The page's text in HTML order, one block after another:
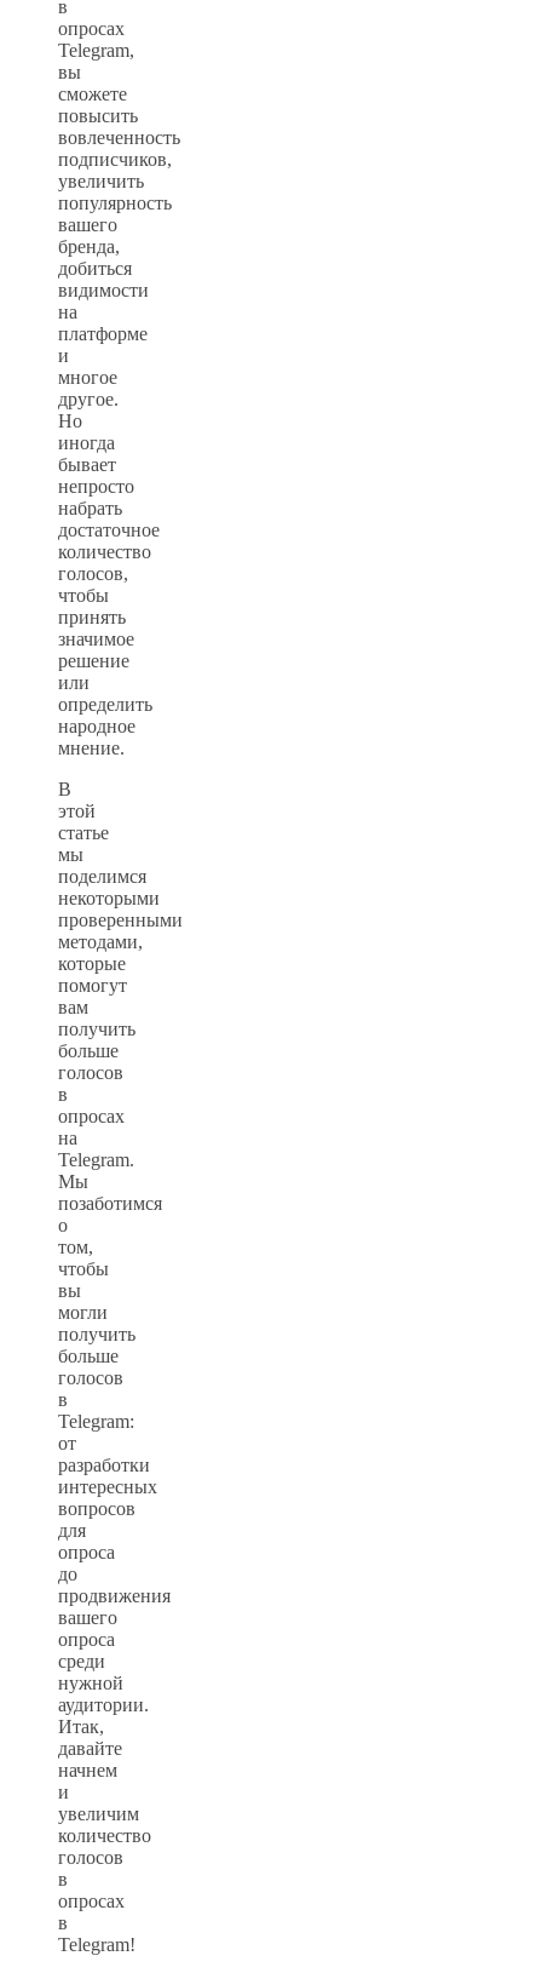
в
опросах
Telegram,
вы
сможете
повысить
вовлеченность
подписчиков,
увеличить
популярность
вашего
бренда,
добиться
видимости
на
платформе
и
многое
другое.
Но
иногда
бывает
непросто
набрать
достаточное
количество
голосов,
чтобы
принять
значимое
решение
или
определить
народное
мнение.
В
этой
статье
мы
поделимся
некоторыми
проверенными
методами,
которые
помогут
вам
получить
больше
голосов
в
опросах
на
Telegram.
Мы
позаботимся
о
том,
чтобы
вы
могли
получить
больше
голосов
в
Telegram:
от
разработки
интересных
вопросов
для
опроса
до
продвижения
вашего
опроса
среди
нужной
аудитории.
Итак,
давайте
начнем
и
увеличим
количество
голосов
в
опросах
в
Telegram!